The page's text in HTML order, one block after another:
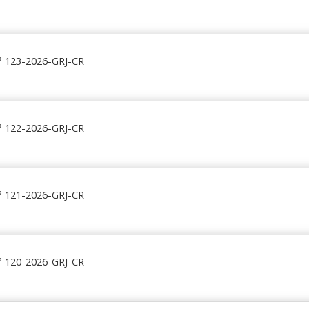
123-2026-GRJ-CR
122-2026-GRJ-CR
121-2026-GRJ-CR
120-2026-GRJ-CR